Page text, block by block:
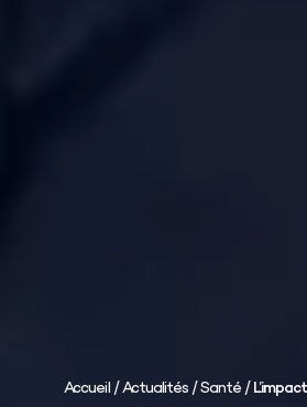
Accueil/Actualités/Santé/